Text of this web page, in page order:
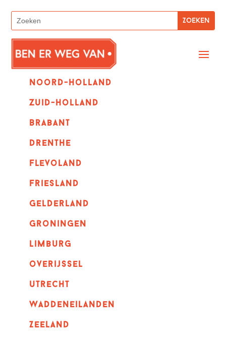
Noord-holland
zuid-holland
Brabant
Drenthe
Flevoland
Friesland
Gelderland
Groningen
Limburg
overijssel
utrecht
Waddeneilanden
Zeeland